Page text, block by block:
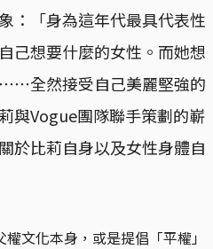
：「身為這年代最具代表性
己想要什麼的女性。而她想
全然接受自己美麗堅強的
與Vogue團隊聯手策劃的嶄
於比莉自身以及女性身體自
文化本身，或是提倡「平權」